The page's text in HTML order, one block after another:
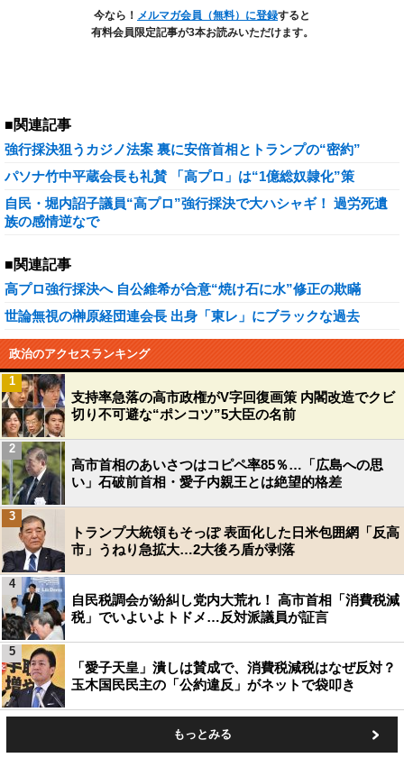
今なら！ メルマガ会員（無料）に登録すると
有料会員限定記事が3本お読みいただけます。
■関連記事
強行採決狙うカジノ法案 裏に安倍首相とトランプの“密約”
パソナ竹中平蔵会長も礼賛 「高プロ」は“1億総奴隷化”策
自民・堀内詔子議員“高プロ”強行採決で大ハシャギ！ 過労死遺
族の感情逆なで
■関連記事
高プロ強行採決へ 自公維希が合意“焼け石に水”修正の欺瞞
世論無視の榊原経団連会長 出身「東レ」にブラックな過去
政治のアクセスランキング
支持率急落の高市政権がV字回復画策 内閣改造でクビ
切り不可避な“ポンコツ”5大臣の名前
1
高市首相のあいさつはコピペ率85％…「広島への思
い」石破前首相・愛子内親王とは絶望的格差
2
トランプ大統領もそっぽ 表面化した日米包囲網「反高
市」うねり急拡大…2大後ろ盾が剥落
3
自民税調会が紛糾し党内大荒れ！ 高市首相「消費税減
税」でいよいよトドメ…反対派議員が証言
4
「愛子天皇」潰しは賛成で、消費税減税はなぜ反対？
玉木国民民主の「公約違反」がネットで袋叩き
5
もっとみる